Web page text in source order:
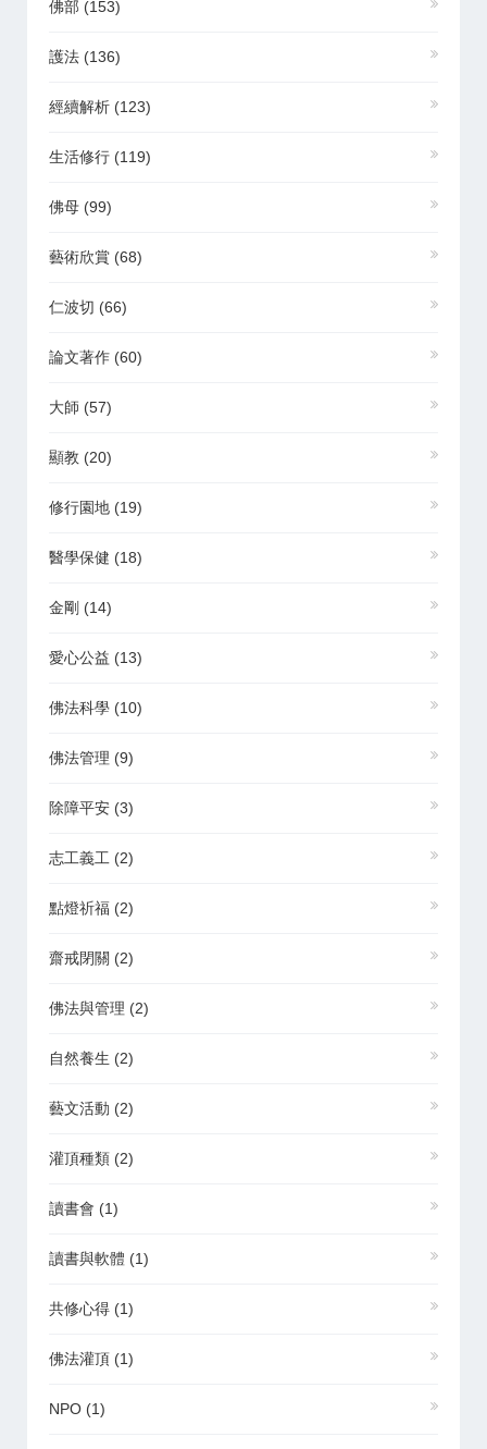
佛部 (153)
護法 (136)
經續解析 (123)
生活修行 (119)
佛母 (99)
藝術欣賞 (68)
仁波切 (66)
論文著作 (60)
大師 (57)
顯教 (20)
修行園地 (19)
醫學保健 (18)
金剛 (14)
愛心公益 (13)
佛法科學 (10)
佛法管理 (9)
除障平安 (3)
志工義工 (2)
點燈祈福 (2)
齋戒閉關 (2)
佛法與管理 (2)
自然養生 (2)
藝文活動 (2)
灌頂種類 (2)
讀書會 (1)
讀書與軟體 (1)
共修心得 (1)
佛法灌頂 (1)
NPO (1)